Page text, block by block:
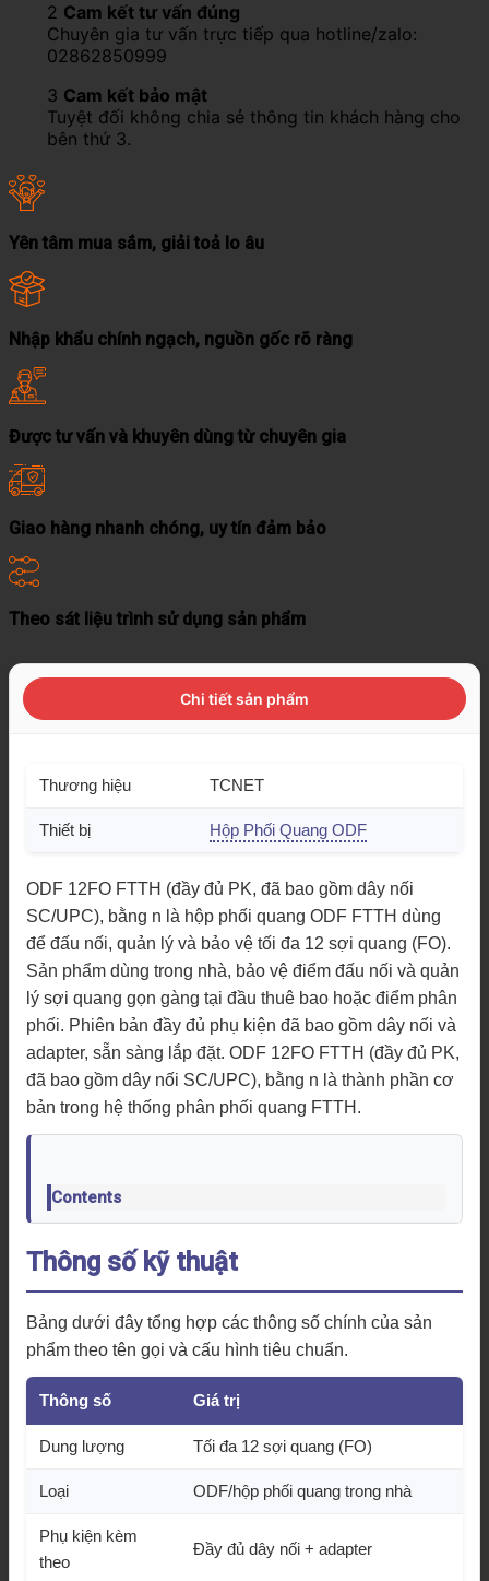
2 Cam kết tư vấn đúng
Chuyên gia tư vấn trực tiếp qua hotline/zalo:
02862850999
3 Cam kết bảo mật
Tuyệt đối không chia sẻ thông tin khách hàng cho
bên thứ 3.
Yên tâm mua sắm, giải toả lo âu
Nhập khẩu chính ngạch, nguồn gốc rõ ràng
Được tư vấn và khuyên dùng từ chuyên gia
Giao hàng nhanh chóng, uy tín đảm bảo
Theo sát liệu trình sử dụng sản phẩm
Chi tiết sản phẩm
Thương hiệu TCNET
Thiết bị Hộp Phối Quang ODF
ODF 12FO FTTH (đầy đủ PK, đã bao gồm dây nối
SC/UPC), bằng n là hộp phối quang ODF FTTH dùng
để đấu nối, quản lý và bảo vệ tối đa 12 sợi quang (FO).
Sản phẩm dùng trong nhà, bảo vệ điểm đấu nối và quản
lý sợi quang gọn gàng tại đầu thuê bao hoặc điểm phân
phối. Phiên bản đầy đủ phụ kiện đã bao gồm dây nối và
adapter, sẵn sàng lắp đặt. ODF 12FO FTTH (đầy đủ PK,
đã bao gồm dây nối SC/UPC), bằng n là thành phần cơ
bản trong hệ thống phân phối quang FTTH.
Contents
Thông số kỹ thuật
Bảng dưới đây tổng hợp các thông số chính của sản
phẩm theo tên gọi và cấu hình tiêu chuẩn.
Thông số Giá trị
Dung lượng Tối đa 12 sợi quang (FO)
Loại ODF/hộp phối quang trong nhà
Phụ kiện kèm
theo
Đầy đủ dây nối + adapter